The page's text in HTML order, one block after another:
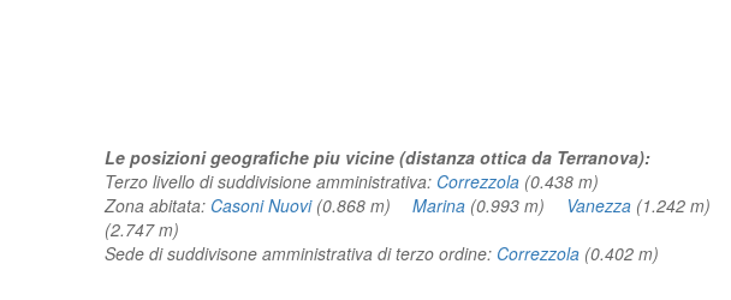
Le posizioni geografiche piu vicine (distanza ottica da Terranova):
Terzo livello di suddivisione amministrativa: Correzzola (0.438 m)
Zona abitata: Casoni Nuovi(0.868 m) Marina (0.993 m) Vanezza (1.242 m)
(2.747 m)
Sede di suddivisone amministrativa di terzo ordine: Correzzola (0.402 m)